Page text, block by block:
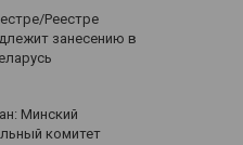
Реестре
занесению в
Минский
комитет